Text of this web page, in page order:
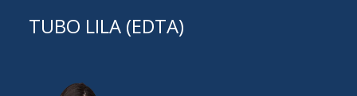
TUBO LILA (EDTA)